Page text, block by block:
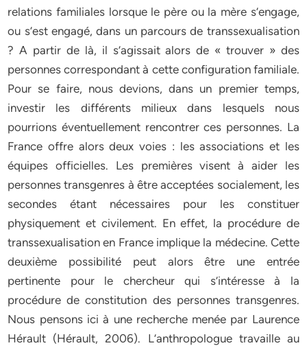
relations familiales lorsque le père ou la mère s’engage,
ou s’est engagé, dans un parcours de transsexualisation
? A partir de là, il s’agissait alors de « trouver » des
personnes correspondant à cette configuration familiale.
Pour se faire, nous devions, dans un premier temps,
investir les différents milieux dans lesquels nous
pourrions éventuellement rencontrer ces personnes. La
France offre alors deux voies : les associations et les
équipes officielles. Les premières visent à aider les
personnes transgenres à être acceptées socialement, les
secondes étant nécessaires pour les constituer
physiquement et civilement. En effet, la procédure de
transsexualisation en France implique la médecine. Cette
deuxième possibilité peut alors être une entrée
pertinente pour le chercheur qui s’intéresse à la
procédure de constitution des personnes transgenres.
Nous pensons ici à une recherche menée par Laurence
Hérault (Hérault, 2006). L’anthropologue travaille au